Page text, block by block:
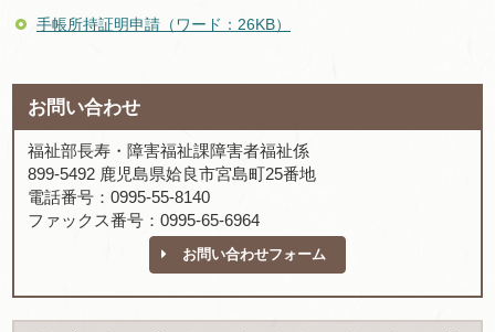
手帳所持証明申請（ワード：26KB）
お問い合わせ
福祉部長寿・障害福祉課障害者福祉係
899-5492 鹿児島県姶良市宮島町25番地
電話番号：0995-55-8140
ファックス番号：0995-65-6964
お問い合わせフォーム